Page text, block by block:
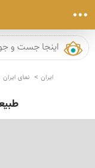
ایران نمای ایران